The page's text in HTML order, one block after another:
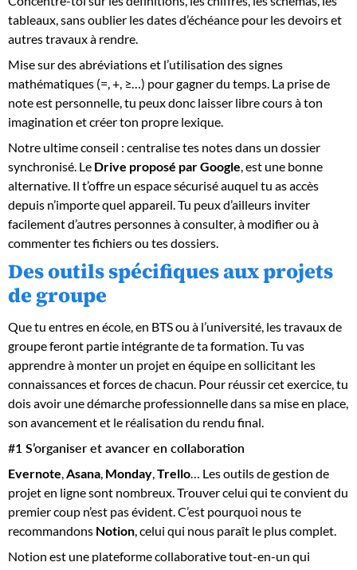
tableaux, sans oublier les dates d’échéance pour les devoirs et
autres travaux à rendre.
Mise sur des abréviations et l’utilisation des signes
mathématiques (=, +, ≥…) pour gagner du temps. La prise de
note est personnelle, tu peux donc laisser libre cours à ton
imagination et créer ton propre lexique.
Notre ultime conseil : centralise tes notes dans un dossier
synchronisé. Le Drive proposé par Google, est une bonne
alternative. Il t’offre un espace sécurisé auquel tu as accès
depuis n’importe quel appareil. Tu peux d’ailleurs inviter
facilement d’autres personnes à consulter, à modifier ou à
commenter tes fichiers ou tes dossiers.
Des outils spécifiques aux projets
de groupe
Que tu entres en école, en BTS ou à l’université, les travaux de
groupe feront partie intégrante de ta formation. Tu vas
apprendre à monter un projet en équipe en sollicitant les
connaissances et forces de chacun. Pour réussir cet exercice, tu
dois avoir une démarche professionnelle dans sa mise en place,
son avancement et le réalisation du rendu final.
#1 S’organiser et avancer en collaboration
Evernote Asana Monday Trello … Les outils de gestion de
projet en ligne sont nombreux. Trouver celui qui te convient du
premier coup n’est pas évident. C’est pourquoi nous te
recommandons Notion , celui qui nous paraît le plus complet.
Notion est une plateforme collaborative tout-en-un qui